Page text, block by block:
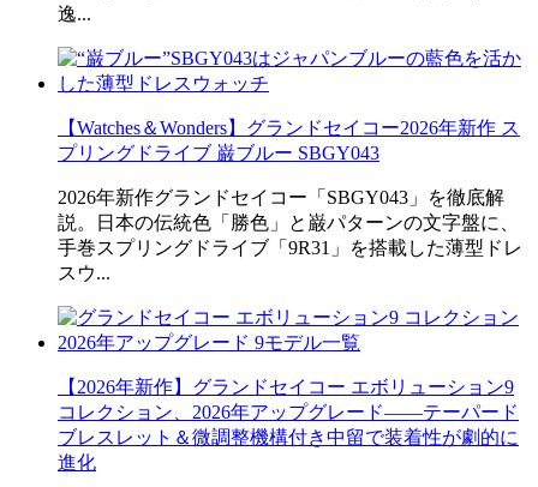
逸...
【Watches＆Wonders】グランドセイコー2026年新作 ス
プリングドライブ 巌ブルー SBGY043
2026年新作グランドセイコー「SBGY043」を徹底解
説。日本の伝統色「勝色」と巌パターンの文字盤に、
手巻スプリングドライブ「9R31」を搭載した薄型ドレ
スウ...
【2026年新作】グランドセイコー エボリューション9
コレクション、2026年アップグレード――テーパード
ブレスレット＆微調整機構付き中留で装着性が劇的に
進化